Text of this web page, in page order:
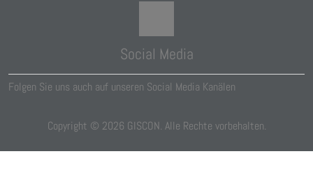
Social Media
Folgen Sie uns auch auf unseren Social Media Kanälen
Copyright © 2026 GISCON. Alle Rechte vorbehalten.